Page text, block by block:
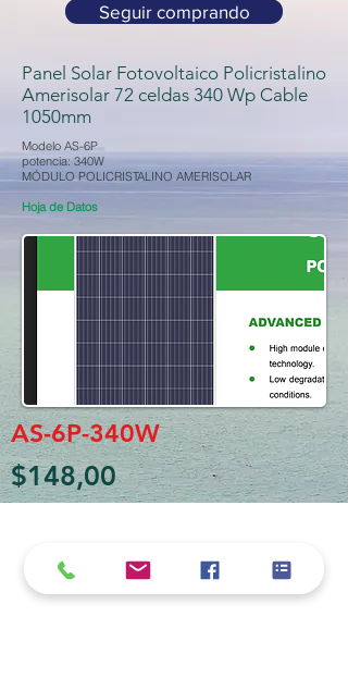
Seguir comprando
Panel Solar Fotovoltaico Policristalino
Amerisolar 72 celdas 340 Wp Cable
1050mm
Modelo AS-6P
potencia: 340W
MÓDULO POLICRISTALINO AMERISOLAR
Hoja de Datos
AS-6P-340W
$148,00
Política de cookies y privacidad
Al seguir navegando en la página se considera